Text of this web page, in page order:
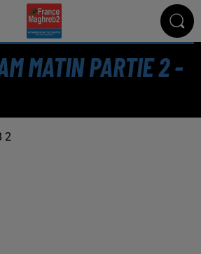
MATIN PARTIE 2 -